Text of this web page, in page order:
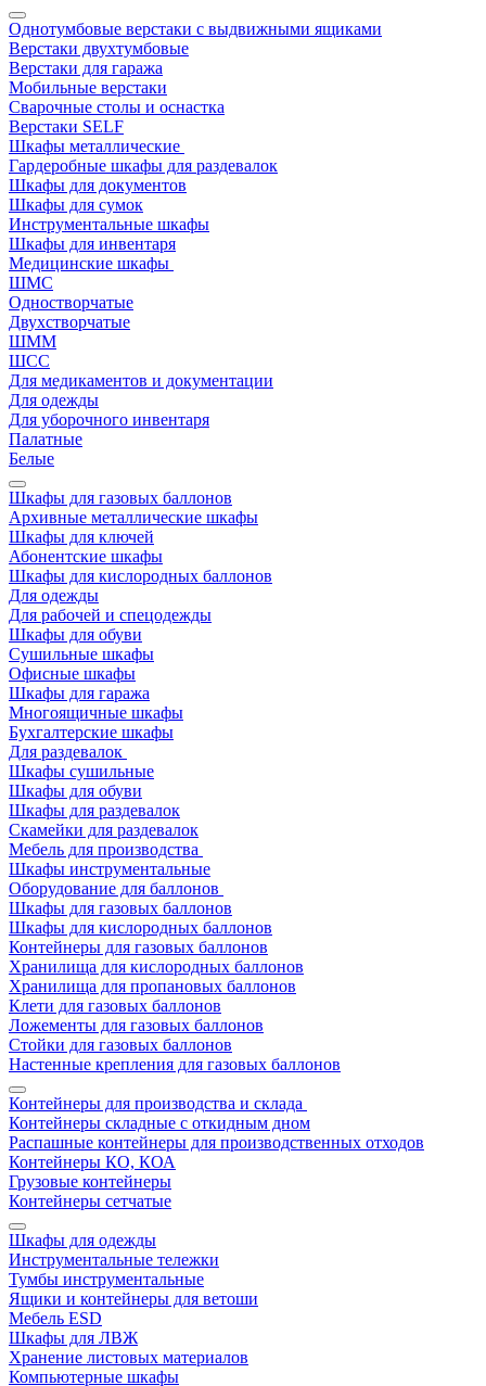
Однотумбовые верстаки с выдвижными ящиками
Верстаки двухтумбовые
Верстаки для гаража
Мобильные верстаки
Сварочные столы и оснастка
Верстаки SELF
Шкафы металлические
Гардеробные шкафы для раздевалок
Шкафы для документов
Шкафы для сумок
Инструментальные шкафы
Шкафы для инвентаря
Медицинские шкафы
ШМС
Одностворчатые
Двухстворчатые
ШММ
ШСС
Для медикаментов и документации
Для одежды
Для уборочного инвентаря
Палатные
Белые
Шкафы для газовых баллонов
Архивные металлические шкафы
Шкафы для ключей
Абонентские шкафы
Шкафы для кислородных баллонов
Для одежды
Для рабочей и спецодежды
Шкафы для обуви
Сушильные шкафы
Офисные шкафы
Шкафы для гаража
Многоящичные шкафы
Бухгалтерские шкафы
Для раздевалок
Шкафы сушильные
Шкафы для обуви
Шкафы для раздевалок
Скамейки для раздевалок
Мебель для производства
Шкафы инструментальные
Оборудование для баллонов
Шкафы для газовых баллонов
Шкафы для кислородных баллонов
Контейнеры для газовых баллонов
Хранилища для кислородных баллонов
Хранилища для пропановых баллонов
Клети для газовых баллонов
Ложементы для газовых баллонов
Стойки для газовых баллонов
Настенные крепления для газовых баллонов
Контейнеры для производства и склада
Контейнеры складные с откидным дном
Распашные контейнеры для производственных отходов
Контейнеры КО, КОА
Грузовые контейнеры
Контейнеры сетчатые
Шкафы для одежды
Инструментальные тележки
Тумбы инструментальные
Ящики и контейнеры для ветоши
Мебель ESD
Шкафы для ЛВЖ
Хранение листовых материалов
Компьютерные шкафы